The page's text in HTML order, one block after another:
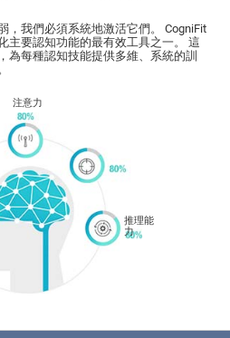
，我們必須系統地激活它們。 CogniFit
主要認知功能的最有效工具之一。 這
為每種認知技能提供多維、系統的訓
注意力
推理能
力